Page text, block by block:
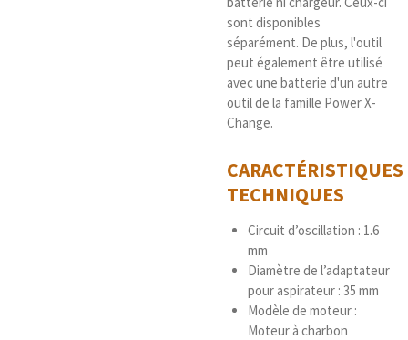
sont disponibles
séparément. De plus, l'outil
peut également être utilisé
avec une batterie d'un autre
outil de la famille Power X-
Change.
CARACTÉRISTIQUES
TECHNIQUES
Circuit d’oscillation : 1.6
mm
Diamètre de l’adaptateur
pour aspirateur : 35 mm
Modèle de moteur :
Moteur à charbon